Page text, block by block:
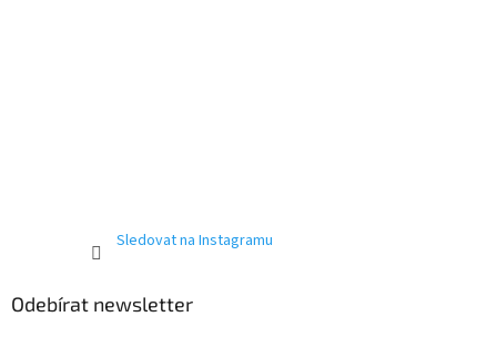
Sledovat na Instagramu
Odebírat newsletter